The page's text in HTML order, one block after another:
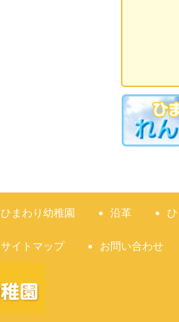
ひまわり幼稚園 沿革
サイトマップ お問い合わせ